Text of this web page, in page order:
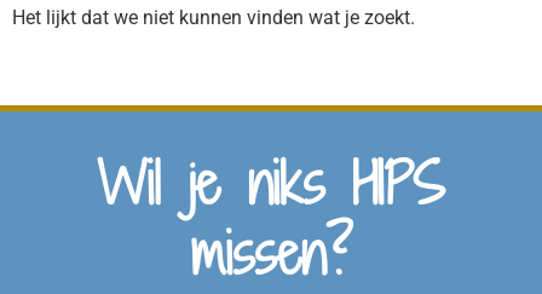
Het lijkt dat we niet kunnen vinden wat je zoekt.
Wil je niks HIPS
missen?